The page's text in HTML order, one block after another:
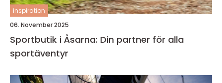
inspiration
06. November 2025
Sportbutik i Åsarna: Din partner för alla
sportäventyr